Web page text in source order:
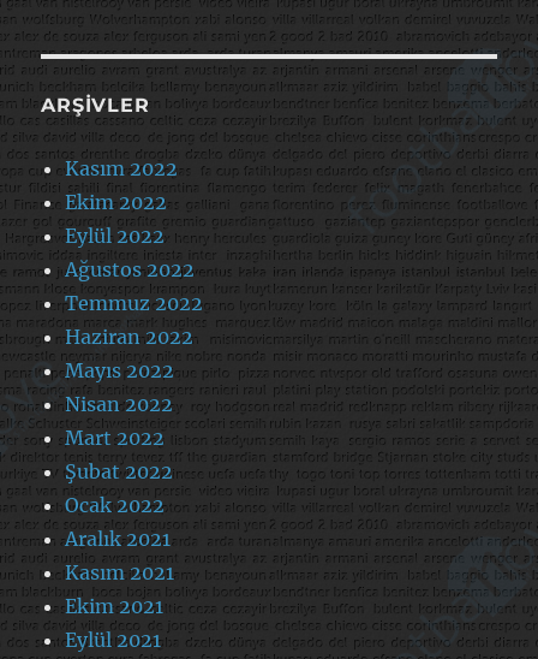
ARŞIVLER
Kasım 2022
Ekim 2022
Eylül 2022
Ağustos 2022
Temmuz 2022
Haziran 2022
Mayıs 2022
Nisan 2022
Mart 2022
Şubat 2022
Ocak 2022
Aralık 2021
Kasım 2021
Ekim 2021
Eylül 2021